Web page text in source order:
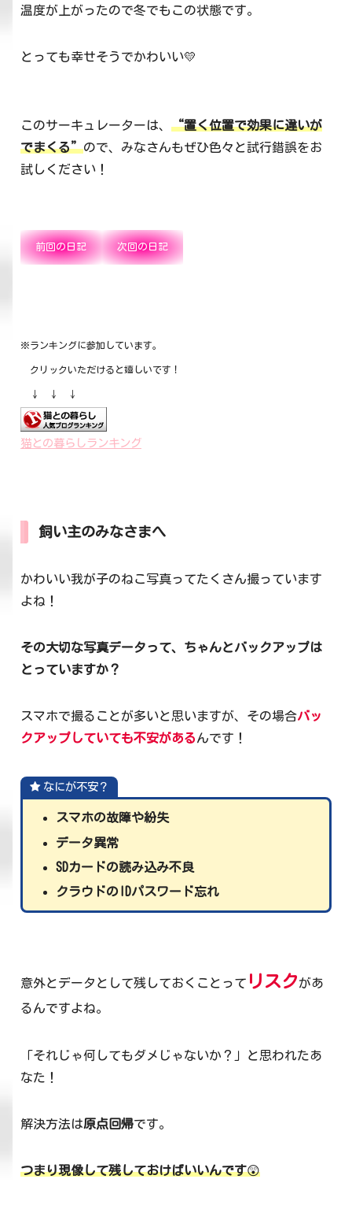
温度が上がったので冬でもこの状態です。
とっても幸せそうでかわいい💛
このサーキュレーターは、 “置く位置で効果に違いが
でまくる”ので、みなさんもぜひ色々と試行錯誤をお
試しください！
前回の日記 次回の日記
※ランキングに参加しています。
クリックいただけると嬉しいです！
↓ ↓ ↓
猫との暮らしランキング
飼い主のみなさまへ
かわいい我が子のねこ写真ってたくさん撮っています
よね！
その大切な写真データって、ちゃんとバックアップは
とっていますか？
スマホで撮ることが多いと思いますが、その場合バッ
クアップしていても不安があるんです！
なにが不安？
スマホの故障や紛失
データ異常
SDカードの読み込み不良
クラウドのIDパスワード忘れ
意外とデータとして残しておくことって リスクがあ
るんですよね。
「それじゃ何してもダメじゃないか？」と思われたあ
なた！
解決方法は原点回帰です。
つまり現像して残しておけばいいんです😲